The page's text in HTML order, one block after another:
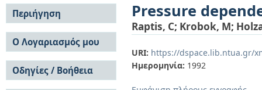
Pressure
Raptis, C; Krobok, M;
URI: https://dspace.lib.ntua.gr/
Ημερομηνία: 1992
Περιήγηση
Σε όλο το DSpace
Κοινότητες & Συλλογές
Ανά Ημερομηνία
Έκδοσης
Ο Λογαριασμός μου
Σύνδεση
Εγγραφή
Οδηγίες / Βοήθεια